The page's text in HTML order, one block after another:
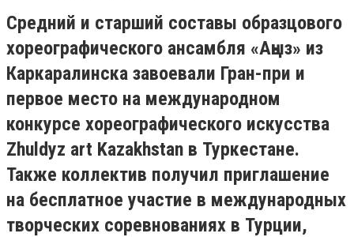
Средний и старший составы образцового
хореографического ансамбля «Аңыз» из
Каркаралинска завоевали Гран-при и
первое место на международном
конкурсе хореографического искусства
Zhuldyz art Kazakhstan в Туркестане.
Также коллектив получил приглашение
на бесплатное участие в международных
творческих соревнованиях в Турции,